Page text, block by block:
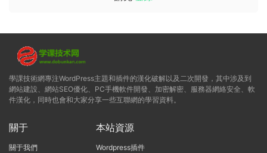
學課技術網專注WordPress主題和插件的漢化破解以及二次開發，其中涉及到
網站建設、網站SEO優化、PC手機軟件開發、加密解密、服務器網絡安全、軟
件漢化，同時也會和大家分享一些互聯網的學習資料。
關于
關于我們
本站資源
Wordpress插件